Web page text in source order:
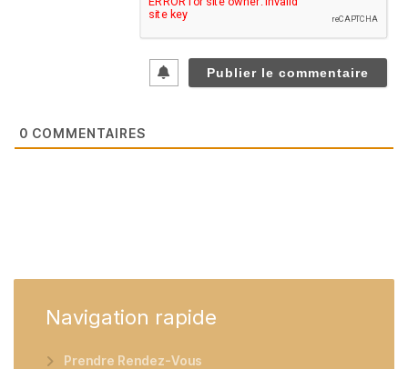
0 COMMENTAIRES
Navigation rapide
Prendre Rendez-Vous